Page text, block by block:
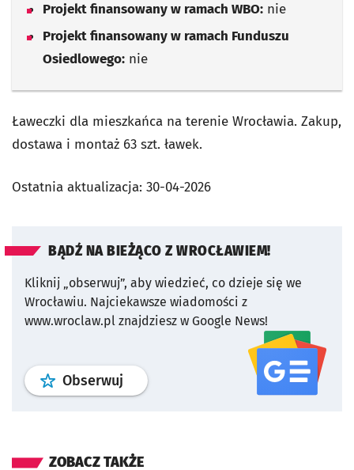
Projekt finansowany w ramach WBO: nie
Projekt finansowany w ramach Funduszu
Osiedlowego: nie
Ławeczki dla mieszkańca na terenie Wrocławia. Zakup,
dostawa i montaż 63 szt. ławek.
Ostatnia aktualizacja: 30-04-2026
BĄDŹ NA BIEŻĄCO Z WROCŁAWIEM!
Kliknij „obserwuj”, aby wiedzieć, co dzieje się we
Wrocławiu. Najciekawsze wiadomości z
www.wroclaw.pl znajdziesz w Google News!
Obserwuj profil serwisu
ZOBACZ TAKŻE